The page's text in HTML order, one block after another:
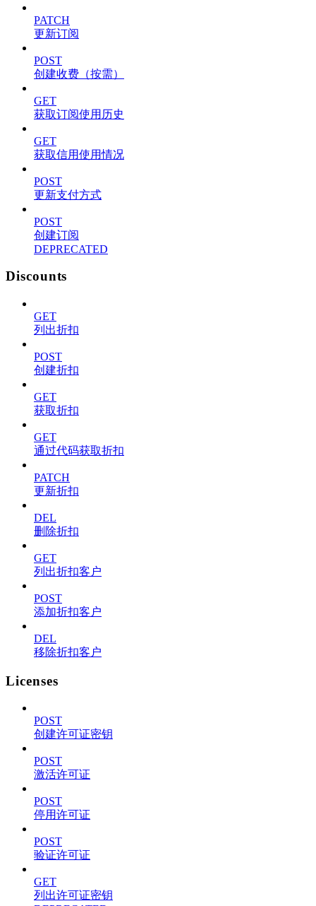
PATCH
更新订阅
POST
创建收费（按需）
GET
获取订阅使用历史
GET
获取信用使用情况
POST
更新支付方式
POST
创建订阅
DEPRECATED
Discounts
GET
列出折扣
POST
创建折扣
GET
获取折扣
GET
通过代码获取折扣
PATCH
更新折扣
DEL
删除折扣
GET
列出折扣客户
POST
添加折扣客户
DEL
移除折扣客户
Licenses
POST
创建许可证密钥
POST
激活许可证
POST
停用许可证
POST
验证许可证
GET
列出许可证密钥